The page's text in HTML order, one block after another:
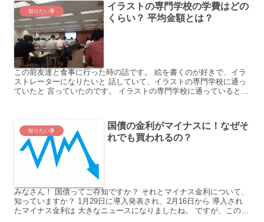
知りたい事
イラストの専門学校の学費はどの
くらい？ 平均金額とは？
この前友達と食事に行った時の話です。 絵を書くのが好きで、イラ
ストレーターになりたいと 話していて、イラストの専門学校に通っ
ていたと 言っていたのです。 イラストの専門学校に通っているとき
知りたい事
国債の金利がマイナスに！なぜそ
れでも買われるの？
みなさん！ 国債ってご存知ですか？ それとマイナス金利について、
知っていますか？ 1月29日に導入発表され、2月16日から 導入され
たマイナス金利は 大きなニュースになりましたね。 ですが、この国